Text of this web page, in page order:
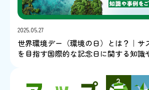
2025.05.27
世界環境デー（環境の日）とは？｜サ
を目指す国際的な記念日に関する知識